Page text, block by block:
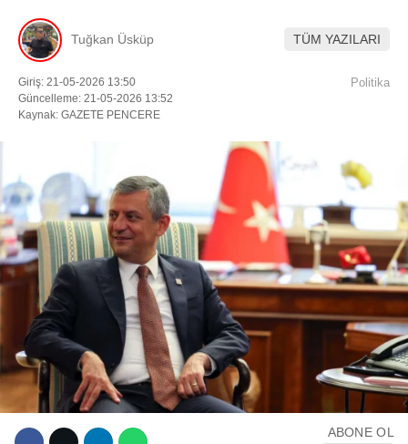
Instagram
Youtube
TikTok
DIĞER
Tuğkan Üsküp TÜM YAZILARI
Giriş: 21-05-2026 13:50
Güncelleme: 21-05-2026 13:52
Kaynak: GAZETE PENCERE
Politika
ABONE OL